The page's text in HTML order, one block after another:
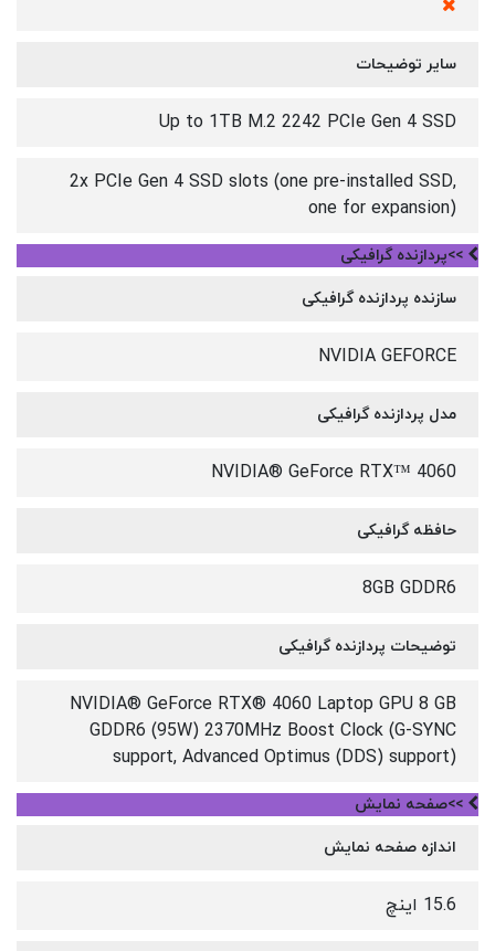
سایر توضیحات
Up to 1TB M.2 2242 PCIe Gen 4 SSD
2x PCIe Gen 4 SSD slots (one pre-installed SSD,
one for expansion)
>>پردازنده گرافیکی
سازنده پردازنده گرافیکی
NVIDIA GEFORCE
مدل پردازنده گرافیکی
NVIDIA® GeForce RTX™ 4060
حافظه گرافیکی
8GB GDDR6
توضیحات پردازنده گرافیکی
NVIDIA® GeForce RTX® 4060 Laptop GPU 8 GB
GDDR6 (95W) 2370MHz Boost Clock (G-SYNC
support, Advanced Optimus (DDS) support)
>>صفحه نمایش
اندازه صفحه نمایش
15.6 اینچ